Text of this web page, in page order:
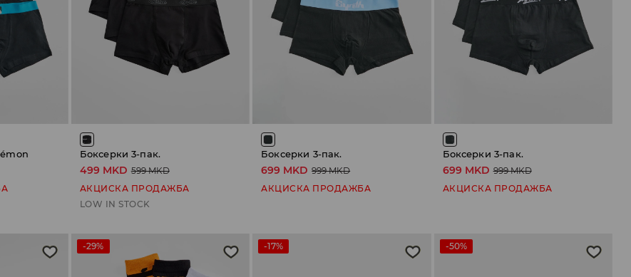
Боксерки 3-пак.
499 MKD 599 MKD
АКЦИСКА ПРОДАЖБА
LOW IN STOCK
Боксерки 3-пак.
699 MKD 999 MKD
АКЦИСКА ПРОДАЖБА
Боксерки 3-пак.
699 MKD 999 MKD
АКЦИСКА ПРОДАЖБА
-29% -17% -50%